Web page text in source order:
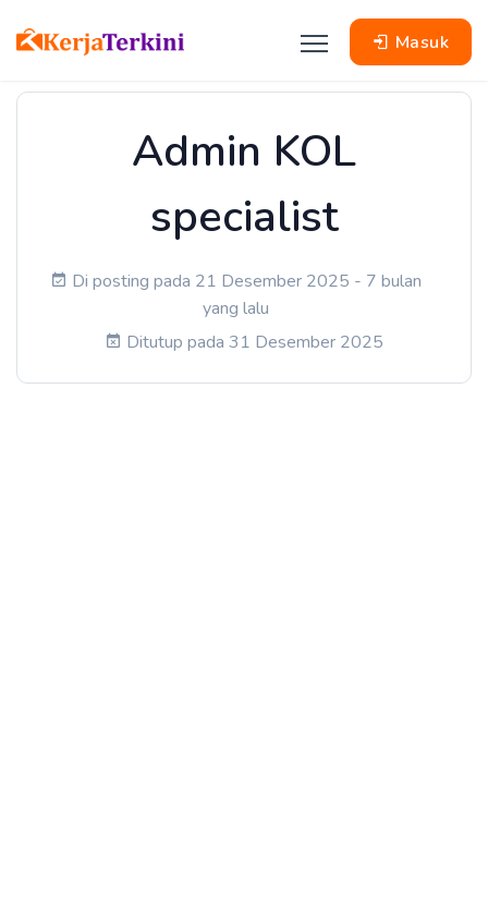
Masuk
Admin KOL
specialist
Di posting pada 21 Desember 2025 - 7 bulan
yang lalu
Ditutup pada 31 Desember 2025